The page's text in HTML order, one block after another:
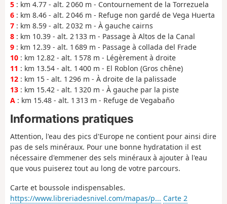
5 : km 4.77 - alt. 2 060 m - Contournement de la Torrezuela
6 : km 8.46 - alt. 2 046 m - Refuge non gardé de Vega Huerta
7 : km 8.59 - alt. 2 032 m - À gauche cairns
8 : km 10.39 - alt. 2 133 m - Passage à Altos de la Canal
9 : km 12.39 - alt. 1 689 m - Passage à collada del Frade
10 : km 12.82 - alt. 1 578 m - Légèrement à droite
11 : km 13.54 - alt. 1 400 m - El Roblon (Gros chêne)
12 : km 15 - alt. 1 296 m - À droite de la palissade
13 : km 15.42 - alt. 1 320 m - À gauche par la piste
A : km 15.48 - alt. 1 313 m - Refuge de Vegabaño
Informations pratiques
Attention, l'eau des pics d'Europe ne contient pour ainsi dire
pas de sels minéraux. Pour une bonne hydratation il est
nécessaire d'emmener des sels minéraux à ajouter à l'eau
que vous puiserez tout au long de votre parcours.
Carte et boussole indispensables.
https://www.libreriadesnivel.com/mapas/p... Carte 2